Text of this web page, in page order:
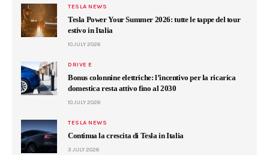
TESLA NEWS
Tesla Power Your Summer 2026: tutte le tappe del tour
estivo in Italia
10 JULY 2026
DRIVE E
Bonus colonnine elettriche: l’incentivo per la ricarica
domestica resta attivo fino al 2030
10 JULY 2026
TESLA NEWS
Continua la crescita di Tesla in Italia
3 JULY 2026